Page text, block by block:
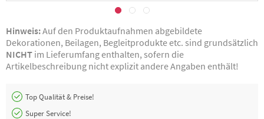
Hinweis:Auf den Produktaufnahmen abgebildete
Dekorationen, Beilagen, Begleitprodukte etc. sind grundsätzlich
NICHT im Lieferumfang enthalten, sofern die
Artikelbeschreibung nicht explizit andere Angaben enthält!
Top Qualität & Preise!
Super Service!